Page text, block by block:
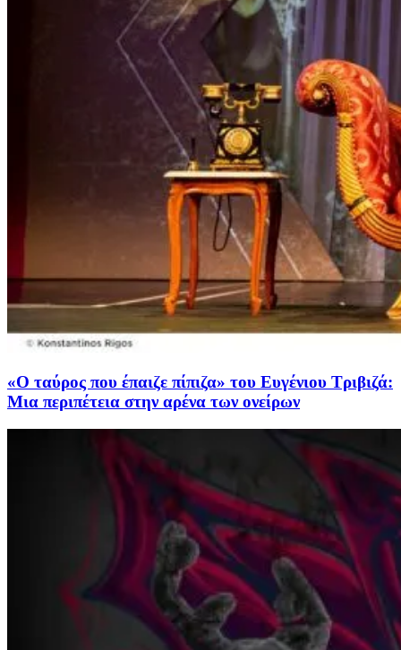
«Ο ταύρος που έπαιζε πίπιζα» του Ευγένιου Τριβιζά:
Μια περιπέτεια στην αρένα των ονείρων